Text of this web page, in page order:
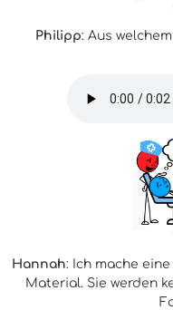
Philipp: Aus
Hannah: Ich mache
Material. Sie werden